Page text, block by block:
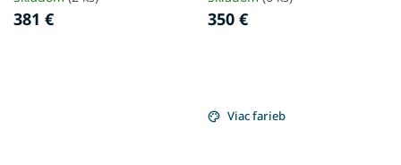
381 € 350 €
Viac farieb